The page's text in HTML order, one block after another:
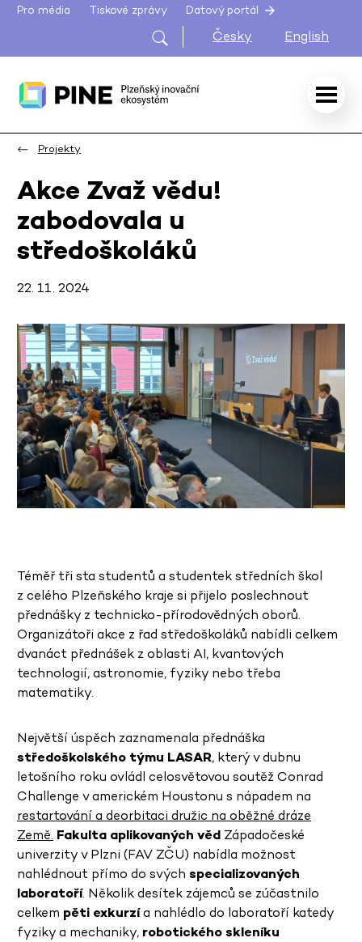
Pro média Tiskové zprávy Datový portál
Česky English
Projekty
Akce Zvaž vědu!
zabodovala u
středoškoláků
22. 11. 2024
Téměř tři sta studentů a studentek středních škol
z celého Plzeňského kraje si přijelo poslechnout
přednášky z technicko-přírodovědných oborů.
Organizátoři akce z řad středoškoláků nabídli celkem
dvanáct přednášek z oblasti AI, kvantových
technologií, astronomie, fyziky nebo třeba
matematiky.
Největší úspěch zaznamenala přednáška
středoškolského týmu LASAR, který v dubnu
letošního roku ovládl celosvětovou soutěž Conrad
Challenge v americkém Houstonu s nápadem na
restartování a deorbitaci družic na oběžné dráze
Země. Fakulta aplikovaných věd Západočeské
univerzity v Plzni (FAV ZČU) nabídla možnost
nahlédnout přímo do svých specializovaných
laboratoří. Několik desítek zájemců se zúčastnilo
celkem pěti exkurzía nahlédlo do laboratoří katedy
fyziky a mechaniky, robotického skleníku